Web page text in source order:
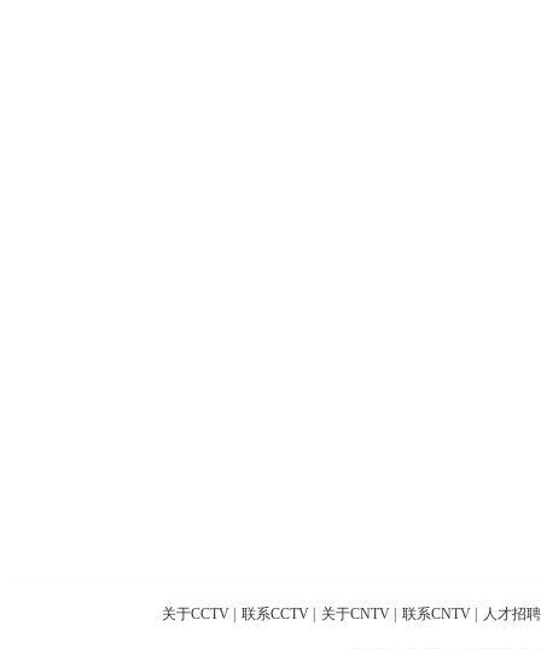
关于CCTV 联系CCTV 关于CNTV 联系CNTV 人才招聘